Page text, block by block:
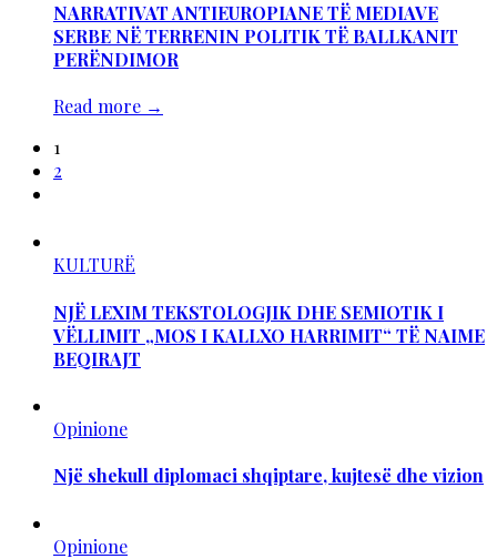
NARRATIVAT ANTIEUROPIANE TË MEDIAVE
SERBE NË TERRENIN POLITIK TË BALLKANIT
PERËNDIMOR
Read more →
1
2
KULTURË
NJË LEXIM TEKSTOLOGJIK DHE SEMIOTIK I
VËLLIMIT „MOS I KALLXO HARRIMIT“ TË NAIME
BEQIRAJT
Opinione
Një shekull diplomaci shqiptare, kujtesë dhe vizion
Opinione